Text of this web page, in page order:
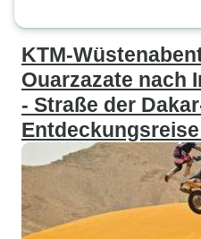
KTM-
Ouarzazate nach
- Straße der